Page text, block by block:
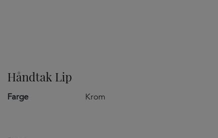
Håndtak Lip
Farge Krom